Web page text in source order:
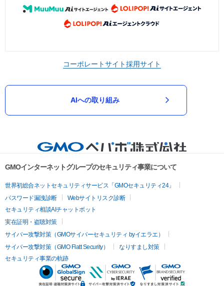
コーポレートサイト採用サイト
AIへの取り組み
GMOインターネットグループのセキュリティ事業について
世界初総合ネットセキュリティサービス「GMOセキュリティ24」
パスワード漏洩診断
Webサイトリスク診断
セキュリティ相談AIチャットボット
実在証明・盗聴対策
サイバー攻撃対策（GMOサイバーセキュリティ byイエラエ）
サイバー攻撃対策（GMO Flatt Security）
なりすまし対策
セキュリティ事業の軌跡